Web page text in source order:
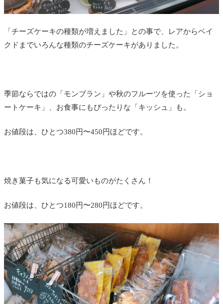
「チーズケーキの種類が増えました」との事で、レアからベイ
クドまでいろんな種類のチーズケーキがありました。
季節ならではの「モンブラン」や秋のフルーツを使った「ショ
ートケーキ」、お食事にもぴったりな「キッシュ」も。
お値段は、ひとつ380円〜450円ほどです。
焼き菓子も気になる可愛いものがたくさん！
お値段は、ひとつ180円〜280円ほどです。